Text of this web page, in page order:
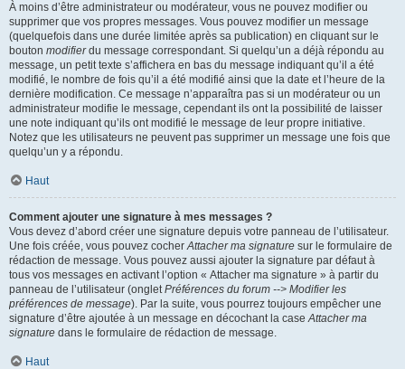
À moins d’être administrateur ou modérateur, vous ne pouvez modifier ou
supprimer que vos propres messages. Vous pouvez modifier un message
(quelquefois dans une durée limitée après sa publication) en cliquant sur le
bouton modifierdu message correspondant. Si quelqu’un a déjà répondu au
message, un petit texte s’affichera en bas du message indiquant qu’il a été
modifié, le nombre de fois qu’il a été modifié ainsi que la date et l’heure de la
dernière modification. Ce message n’apparaîtra pas si un modérateur ou un
administrateur modifie le message, cependant ils ont la possibilité de laisser
une note indiquant qu’ils ont modifié le message de leur propre initiative.
Notez que les utilisateurs ne peuvent pas supprimer un message une fois que
quelqu’un y a répondu.
Haut
Comment ajouter une signature à mes messages ?
Vous devez d’abord créer une signature depuis votre panneau de l’utilisateur.
Une fois créée, vous pouvez cocherAttacher ma signature sur le formulaire de
rédaction de message. Vous pouvez aussi ajouter la signature par défaut à
tous vos messages en activant l’option « Attacher ma signature » à partir du
panneau de l’utilisateur (ongletPréférences du forum --> Modifier les
préférences de message). Par la suite, vous pourrez toujours empêcher une
signature d’être ajoutée à un message en décochant la caseAttacher ma
signature dans le formulaire de rédaction de message.
Haut